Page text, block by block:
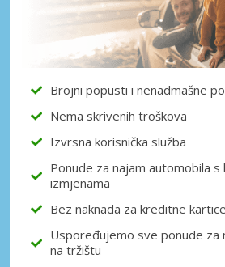
Brojni popusti i nenadmašne
Nema skrivenih troškova
Izvrsna korisnička služba
Ponude za najam automobila s
izmjenama
Bez naknada za kreditne kartice
Uspoređujemo sve ponude za
na tržištu
Prijava putem